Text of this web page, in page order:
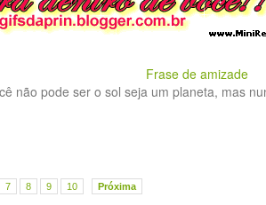
Frase de amizade
não pode ser o sol seja um planeta, mas
7 8 9 10 Próxima